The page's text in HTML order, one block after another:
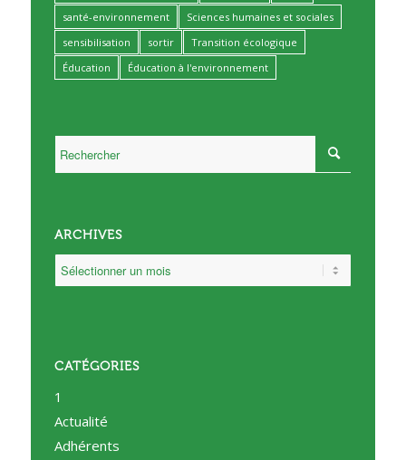
santé-environnement
Sciences humaines et sociales
sensibilisation
sortir
Transition écologique
Éducation
Éducation à l'environnement
ARCHIVES
CATÉGORIES
1
Actualité
Adhérents